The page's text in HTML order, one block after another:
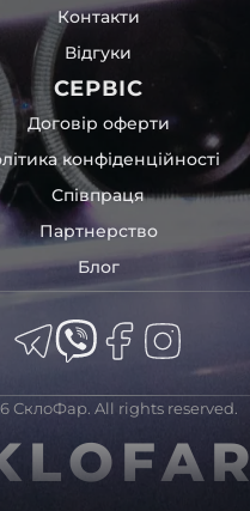
Контакти
Відгуки
СЕРВІС
Договір оферти
конфіденційності
Співпраця
Партнерство
Блог
СклоФар. All rights reserved.